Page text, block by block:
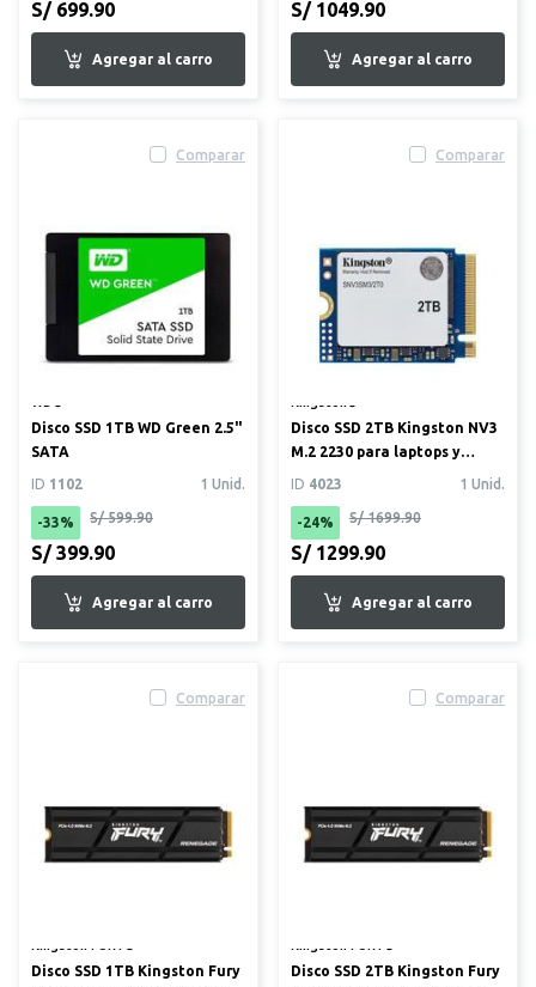
S/ 699.90 S/ 1049.90
Comparar
Disco SSD 1TB WD Green 2.5"
SATA
ID 1102 1 Unid.
-33% S/ 599.90
S/ 399.90
Comparar
Disco SSD 2TB Kingston NV3
M.2 2230 para laptops y
consolas portátiles
ID 4023 1 Unid.
-24% S/ 1699.90
S/ 1299.90
Comparar
Disco SSD 1TB Kingston Fury
Comparar
Disco SSD 2TB Kingston Fury